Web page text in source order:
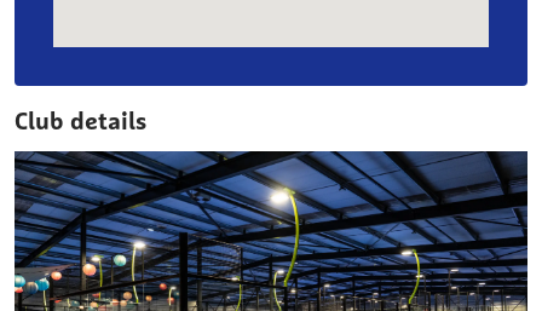
Club details